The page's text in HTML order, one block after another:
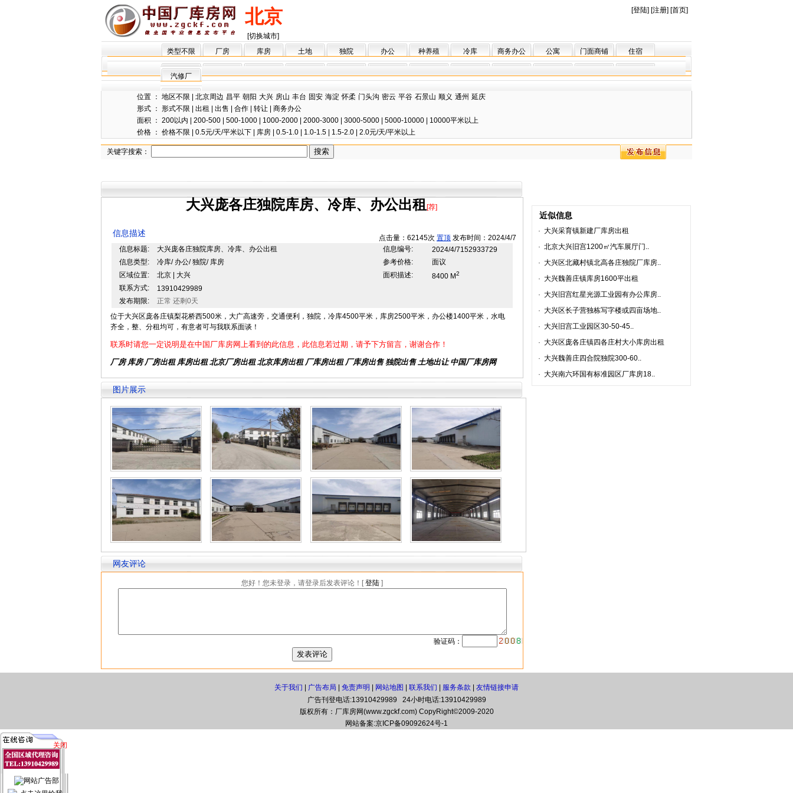
北京
[切换城市]
[登陆] [注册] [首页]
类型不限 厂房 库房 土地 独院 办公 种养殖 冷库 商务办公 公寓 门面商铺 住宿
汽修厂
位置 ： 地区不限 北京周边 昌平 朝阳 大兴 房山 丰台 固安 海淀 怀柔 门头沟 密云 平谷 石景山 顺义 通州 延庆
形式 ： 形式不限 出租 出售 合作 转让
商务办公
面积 ： 200以内 200-500 500-1000 1000-2000 2000-3000 3000-5000 5000-10000
10000平米以上
价格 ： 价格不限 0.5元/天/平米以下 库房 0.5-1.0 1.0-1.5 1.5-2.0 2.0元/天/平米以上
关键字搜索：
大兴庞各庄独院库房、冷库、办公出租 [荐]
点击量：62145次 置顶 发布时间：2024/4/7
信息描述
信息标题: 大兴庞各庄独院库房、冷库、办公出租 信息编号:
2024/4/7152933729
信息类型:
冷库/ 办公/ 独院/ 库房 参考价格:
面议
区域位置:
北京 | 大兴 面积描述: 8400 M2
联系方式:
13910429989
发布期限:
正常 还剩0天
位于大兴区庞各庄镇梨花桥西500米，大广高速旁，交通便利，独院，冷库4500平米，库房2500平米，办公楼1400平米，水电
齐全，整、分租均可，有意者可与我联系面谈！
联系时请您一定说明是在中国厂库房网上看到的此信息，此信息若过期，请予下方留言，谢谢合作！
厂房 库房 厂房出租 库房出租 北京厂房出租 北京库房出租 厂库房出租 厂库房出售 独院出售 土地出让 中国厂库房网
图片展示
网友评论
您好！您未登录，请登录后发表评论！[登陆 ]
验证码：
近似信息
· 大兴采育镇新建厂库房出租
· 北京大兴旧宫1200㎡汽车展厅门..
· 大兴区北藏村镇北高各庄独院厂库房..
· 大兴魏善庄镇库房1600平出租
· 大兴旧宫红星光源工业园有办公库房..
· 大兴区长子营独栋写字楼或四亩场地..
· 大兴旧宫工业园区30-50-45..
· 大兴区庞各庄镇四各庄村大小库房出租
· 大兴魏善庄四合院独院300-60..
· 大兴南六环国有标准园区厂库房18..
关于我们 广告布局 免责声明 网站地图 联系我们 服务条款
友情链接申请
广告刊登电话:13910429989 24小时电话:13910429989
版权所有：厂库房网(www.zgckf.com) CopyRight©2009-2020
网站备案:京ICP备09092624号-1
关闭